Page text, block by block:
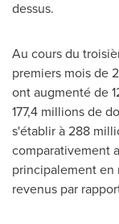
dessus.
Au cours du
premiers mois de
ont augmenté de
177,4 millions de
s'établir à 288
comparativement
principalement en
revenus par